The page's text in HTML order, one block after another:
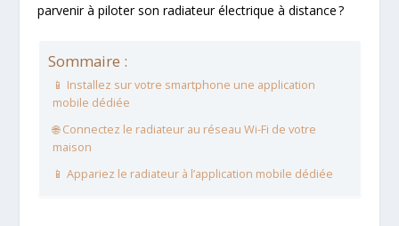
parvenir à piloter son radiateur électrique à distance ?
Sommaire :
📱 Installez sur votre smartphone une application
mobile dédiée
🌐 Connectez le radiateur au réseau Wi-Fi de votre
maison
📱 Appariez le radiateur à l’application mobile dédiée